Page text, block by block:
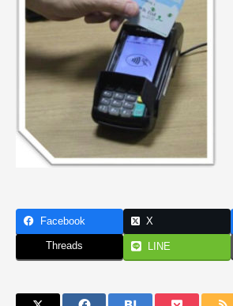
Facebook X
Threads LINE